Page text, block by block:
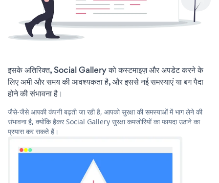
इसके अतिरिक्त, Social Gallery को कस्टमाइज़ और अपडेट करने के
लिए अभी और समय की आवश्यकता है, और इससे नई समस्याएं या बग पैदा
होने की संभावना है।
जैसे-जैसे आपकी कंपनी बढ़ती जा रही है, आपको सुरक्षा की समस्याओं में भाग लेने की
संभावना है, क्योंकि हैकर Social Gallery सुरक्षा कमजोरियों का फायदा उठाने का
प्रयास कर सकते हैं।